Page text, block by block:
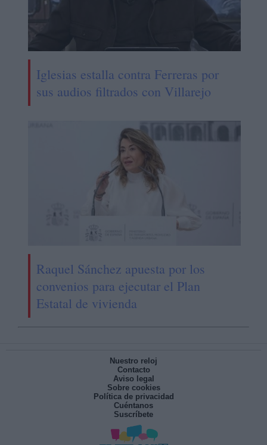
Iglesias estalla contra Ferreras por
sus audios filtrados con Villarejo
Raquel Sánchez apuesta por los
convenios para ejecutar el Plan
Estatal de vivienda
Nuestro reloj
Contacto
Aviso legal
Sobre cookies
Política de privacidad
Cuéntanos
Suscríbete